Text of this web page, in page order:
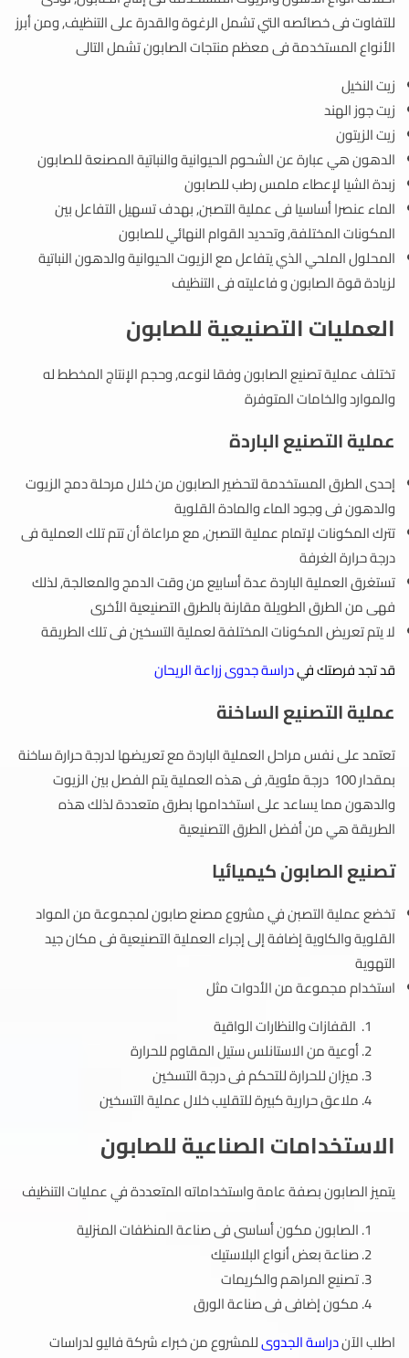
للتفاوت فى خصائصه التي تشمل الرغوة والقدرة على التنظيف, ومن أبرز
الأنواع المستخدمة فى معظم منتجات الصابون تشمل التالى
زيت النخيل
زيت جوز الهند
زيت الزيتون
الدهون هي عبارة عن الشحوم الحيوانية والنباتية المصنعة للصابون
زبدة الشيا لإعطاء ملمس رطب للصابون
الماء عنصرا أساسيا فى عملية التصبن, بهدف تسهيل التفاعل بين
المكونات المختلفة, وتحديد القوام النهائي للصابون
المحلول الملحي الذي يتفاعل مع الزيوت الحيوانية والدهون النباتية
لزيادة قوة الصابون و فاعليته فى التنظيف
العمليات التصنيعية للصابون
تختلف عملية تصنيع الصابون وفقا لنوعه, وحجم الإنتاج المخطط له
والموارد والخامات المتوفرة
عملية التصنيع الباردة
إحدى الطرق المستخدمة لتحضير الصابون من خلال مرحلة دمج الزيوت
والدهون فى وجود الماء والمادة القلوية
تترك المكونات لإتمام عملية التصبن, مع مراعاة أن تتم تلك العملية فى
درجة حرارة الغرفة
تستغرق العملية الباردة عدة أسابيع من وقت الدمج والمعالجة, لذلك
فهى من الطرق الطويلة مقارنة بالطرق التصنيعية الأخرى
لا يتم تعريض المكونات المختلفة لعملية التسخين فى تلك الطريقة
قد تجد فرصتك فيدراسة جدوى زراعة الريحان
عملية التصنيع الساخنة
تعتمد على نفس مراحل العملية الباردة مع تعريضها لدرجة حرارة ساخنة
بمقدار 100 درجة مئوية,
فى هذه العملية يتم الفصل بين الزيوت
والدهون مما يساعد على استخدامها بطرق متعددة لذلكهذه
الطريقة هي من أفضل الطرق التصنيعية
تصنيع الصابون كيميائيا
تخضع عملية التصبن في مشروع مصنع صابون لمجموعة من المواد
القلوية والكاوية إضافة إلى إجراء العملية التصنيعية فى مكان جيد
التهوية
استخدام مجموعة من الأدوات مثل
القفازات والنظارات الواقية
أوعية من الاستانلس ستيل المقاوم للحرارة
ميزان للحرارة للتحكم فى درجة التسخين
ملاعق حرارية كبيرة للتقليب خلال عملية التسخين
الاستخدامات الصناعية للصابون
يتميز الصابون بصفة عامة واستخداماته المتعددة في عمليات التنظيف
الصابون مكون أساسى فى صناعة المنظفات المنزلية
صناعة بعض أنواع البلاستيك
تصنيع المراهم والكريمات
مكون إضافى فى صناعة الورق
اطلب الآندراسة الجدوىللمشروع من خبراء شركة فاليو لدراسات